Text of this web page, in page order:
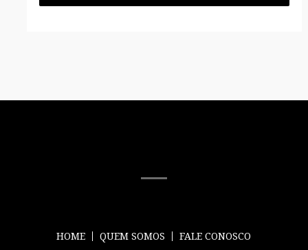
HOME QUEM SOMOS FALE CONOSCO